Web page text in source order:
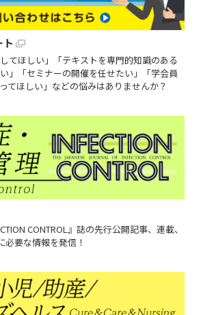
てほしい」「テキストを専門的知識のある
」「セミナーの開催を任せたい」「学会員
てほしい」などの悩みはありませんか？
CONTROL』誌の先行公開記事、連載、
必要な情報を発信！